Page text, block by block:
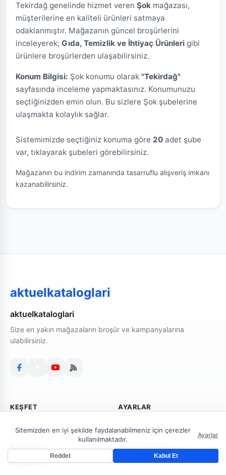
Tekirdağ genelinde hizmet veren Şok mağazası,
müşterilerine en kaliteli ürünleri satmaya
odaklanmıştır. Mağazanın güncel broşürlerini
inceleyerek; Gıda, Temizlik ve İhtiyaç Ürünleri gibi
ürünlere broşürlerden ulaşabilirsiniz.
Konum Bilgisi: Şok konumu olarak "Tekirdağ"
sayfasında inceleme yapmaktasınız. Konumunuzu
seçtiğinizden emin olun. Bu sizlere Şok şubelerine
ulaşmakta kolaylık sağlar.
Sistemimizde seçtiğiniz konuma göre 20 adet şube
var, tıklayarak şubeleri görebilirsiniz.
Mağazanın bu indirim zamanında tasarruflu alışveriş imkanı
kazanabilirsiniz.
aktuelkataloglari
aktuelkataloglari
Size en yakın mağazaların broşür ve kampanyalarına
ulabilirsiniz.
KEŞFET
Yeni Broşürler
Mağazalar
AYARLAR
Bildirimler
Sitemizden en iyi şekilde faydalanabilmeniz için çerezler
kullanılmaktadır.
Ayarlar
Reddet Kabul Et